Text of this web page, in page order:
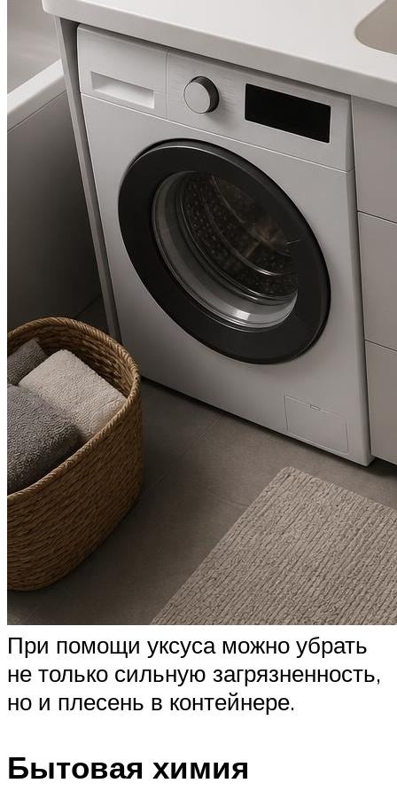
При помощи уксуса можно убрать
не только сильную загрязненность,
но и плесень в контейнере.
Бытовая химия